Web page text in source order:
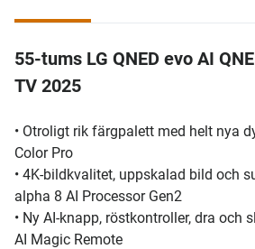
55-tums LG QNED evo AI
TV 2025
• Otroligt rik färgpalett med helt nya
Color Pro
• 4K-bildkvalitet, uppskalad bild och
alpha 8 AI Processor Gen2
• Ny AI-knapp, röstkontroller, dra och
AI Magic Remote